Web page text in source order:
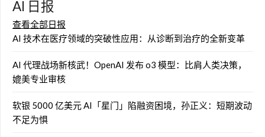
AI 日报
查看全部日报
AI 技术在医疗领域的突破性应用：从诊断到治疗的全新变革
AI 代理战场新核武！OpenAI 发布 o3 模型：比肩人类决策，
媲美专业审核
软银 5000 亿美元 AI「星门」陷融资困境，孙正义：短期波动
不足为惧